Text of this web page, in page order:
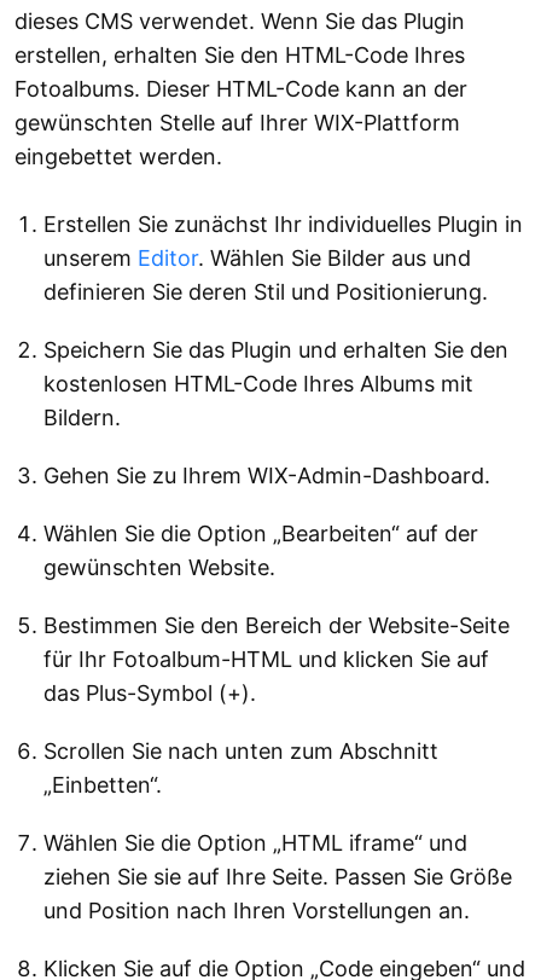
dieses CMS verwendet. Wenn Sie das Plugin
erstellen, erhalten Sie den HTML-Code Ihres
Fotoalbums. Dieser HTML-Code kann an der
gewünschten Stelle auf Ihrer WIX-Plattform
eingebettet werden.
Erstellen Sie zunächst Ihr individuelles Plugin in
unserem Editor. Wählen Sie Bilder aus und
definieren Sie deren Stil und Positionierung.
Speichern Sie das Plugin und erhalten Sie den
kostenlosen HTML-Code Ihres Albums mit
Bildern.
Gehen Sie zu Ihrem WIX-Admin-Dashboard.
Wählen Sie die Option „Bearbeiten“ auf der
gewünschten Website.
Bestimmen Sie den Bereich der Website-Seite
für Ihr Fotoalbum-HTML und klicken Sie auf
das Plus-Symbol (+).
Scrollen Sie nach unten zum Abschnitt
„Einbetten“.
Wählen Sie die Option „HTML iframe“ und
ziehen Sie sie auf Ihre Seite. Passen Sie Größe
und Position nach Ihren Vorstellungen an.
Klicken Sie auf die Option „Code eingeben“ und